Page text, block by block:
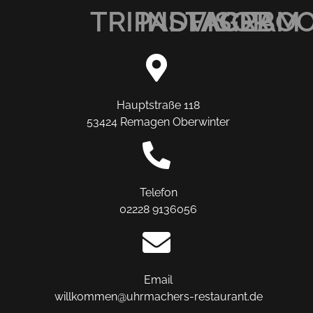
TRIPADVISOR
INSTAGRAM
Hauptstraße 118
53424 Remagen Oberwinter
Telefon
02228 9136056
Email
willkommen@uhrmachers-restaurant.de